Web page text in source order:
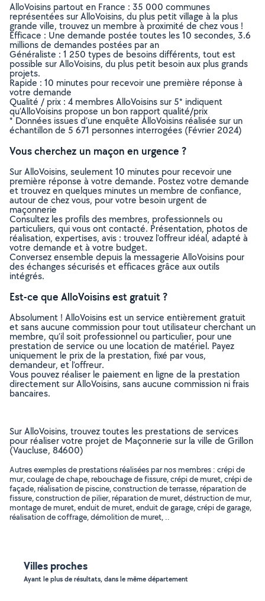
AlloVoisins partout en France : 35 000 communes
représentées sur AlloVoisins, du plus petit village à la plus
grande ville, trouvez un membre à proximité de chez vous !
Efficace : Une demande postée toutes les 10 secondes, 3.6
millions de demandes postées par an
Généraliste : 1 250 types de besoins différents, tout est
possible sur AlloVoisins, du plus petit besoin aux plus grands
projets.
Rapide : 10 minutes pour recevoir une première réponse à
votre demande
Qualité / prix : 4 membres AlloVoisins sur 5* indiquent
qu’AlloVoisins propose un bon rapport qualité/prix
* Données issues d’une enquête AlloVoisins réalisée sur un
échantillon de 5 671 personnes interrogées (Février 2024)
Vous cherchez un maçon en urgence ?
Sur AlloVoisins, seulement 10 minutes pour recevoir une
première réponse à votre demande. Postez votre demande
et trouvez en quelques minutes un membre de confiance,
autour de chez vous, pour votre besoin urgent de
maçonnerie
Consultez les profils des membres, professionnels ou
particuliers, qui vous ont contacté. Présentation, photos de
réalisation, expertises, avis : trouvez l'offreur idéal, adapté à
votre demande et à votre budget.
Conversez ensemble depuis la messagerie AlloVoisins pour
des échanges sécurisés et efficaces grâce aux outils
intégrés.
Est-ce que AlloVoisins est gratuit ?
Absolument ! AlloVoisins est un service entièrement gratuit
et sans aucune commission pour tout utilisateur cherchant un
membre, qu’il soit professionnel ou particulier, pour une
prestation de service ou une location de matériel. Payez
uniquement le prix de la prestation, fixé par vous,
demandeur, et l’offreur.
Vous pouvez réaliser le paiement en ligne de la prestation
directement sur AlloVoisins, sans aucune commission ni frais
bancaires.
Sur AlloVoisins, trouvez toutes les prestations de services
pour réaliser votre projet de Maçonnerie sur la ville de Grillon
(Vaucluse, 84600)
Autres exemples de prestations réalisées par nos membres : crépi de
mur, coulage de chape, rebouchage de fissure, crépi de muret, crépi de
façade, réalisation de piscine, construction de terrasse, réparation de
fissure, construction de pilier, réparation de muret, déstruction de mur,
montage de muret, enduit de muret, enduit de garage, crépi de garage,
réalisation de coffrage, démolition de muret, ..
Villes proches
Ayant le plus de résultats, dans le même département